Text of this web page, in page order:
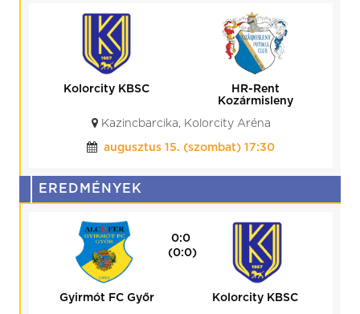
Kolorcity KBSC
HR-Rent
Kozármisleny
Kazincbarcika, Kolorcity Aréna
augusztus 15. (szombat) 17:30
EREDMÉNYEK
0:0
(0:0)
Gyirmót FC Győr
Kolorcity KBSC